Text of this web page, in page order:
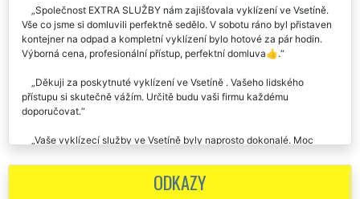
Společnost EXTRA SLUŽBY nám zajišťovala vyklízení ve Vsetíně.
Vše co jsme si domluvili perfektně sedělo. V sobotu ráno byl přistaven
kontejner na odpad a kompletní vyklízení bylo hotové za pár hodin.
Výborná cena, profesionální přístup, perfektní domluva👍.
Děkuji za poskytnuté vyklízení ve Vsetíně . Vašeho lidského
přístupu si skutečně vážím. Určitě budu vaši firmu každému
doporučovat.
Vaše vyklízecí služby ve Vsetíně byly naprosto dokonalé. Moc
finanční situaci. Jsem vám velmi vděčná, moc děkuji.
ODKAZY